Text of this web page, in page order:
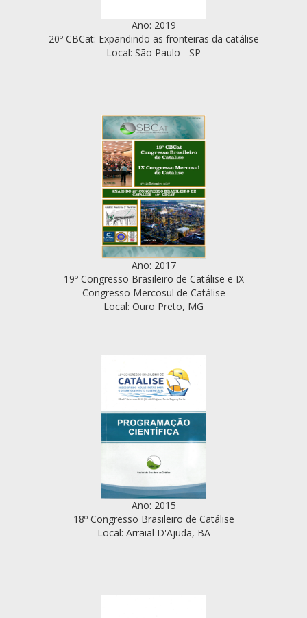
Ano: 2019
20º CBCat: Expandindo as fronteiras da catálise
Local: São Paulo - SP
Ano: 2017
19º Congresso Brasileiro de Catálise e IX
Congresso Mercosul de Catálise
Local: Ouro Preto, MG
Ano: 2015
18º Congresso Brasileiro de Catálise
Local: Arraial D'Ajuda, BA